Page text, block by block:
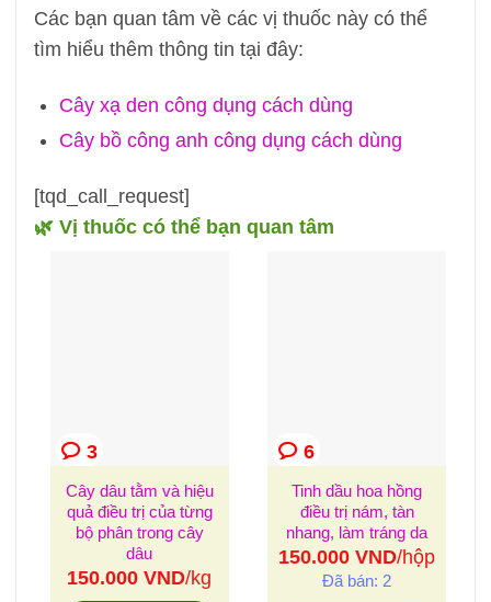
Các bạn quan tâm về các vị thuốc này có thể
tìm hiểu thêm thông tin tại đây:
Cây xạ den công dụng cách dùng
Cây bồ công anh công dụng cách dùng
[tqd_call_request]
🌿 Vị thuốc có thể bạn quan tâm
3
Cây dâu tằm và hiệu
quả điều trị của từng
bộ phân trong cây
dâu
150.000VND/kg
6
Tinh dầu hoa hồng
điều trị nám, tàn
nhang, làm tráng da
150.000VND/hộp
Đã bán: 2